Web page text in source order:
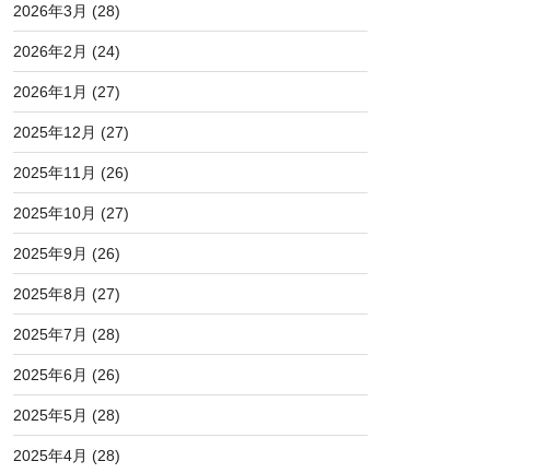
2026年3月 (28)
2026年2月 (24)
2026年1月 (27)
2025年12月 (27)
2025年11月 (26)
2025年10月 (27)
2025年9月 (26)
2025年8月 (27)
2025年7月 (28)
2025年6月 (26)
2025年5月 (28)
2025年4月 (28)